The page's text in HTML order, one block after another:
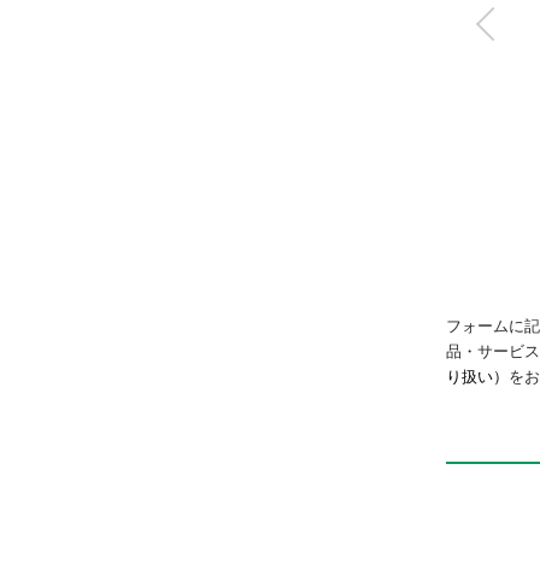
フォームに
品・サービ
り扱い） を